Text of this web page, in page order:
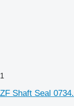
1
ZF Shaft Seal